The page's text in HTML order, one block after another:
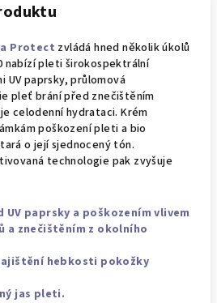
Protect zvládá hned několik úkolů
nabízí pleti širokospektrální
UV paprsky, průlomová
pleť brání před znečištěním
celodenní hydrataci. Krém
poškození pleti a bio
o její sjednocený tón.
technologie pak zvyšuje
UV paprsky a poškozením vlivem
a znečištěním z okolního
hebkosti pokožky
jas pleti.